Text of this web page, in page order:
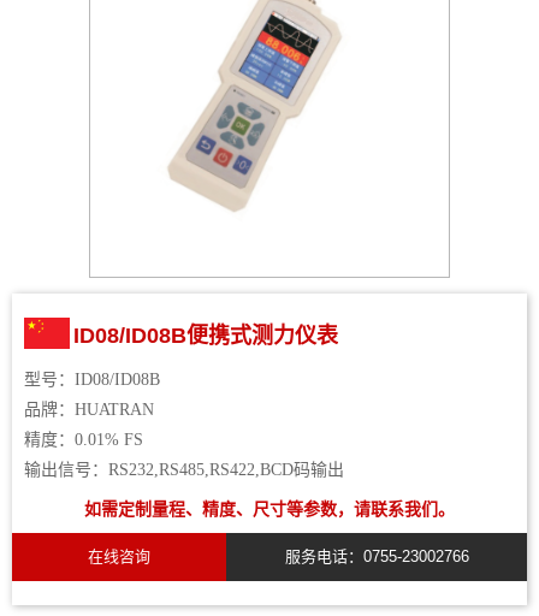
ID08/ID08B便携式测力仪表
型号： ID08/ID08B
品牌： HUATRAN
精度： 0.01% FS
输出信号 ： RS232,RS485,RS422,BCD码输出
如需定制量程、精度、尺寸等参数，请联系我们。
在线咨询 服务电话：0755-23002766